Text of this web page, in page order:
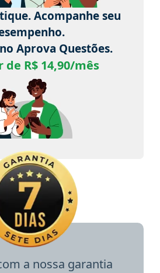
Acompanhe seu
Aprova Questões.
R$ 14,90/mês
a nossa garantia